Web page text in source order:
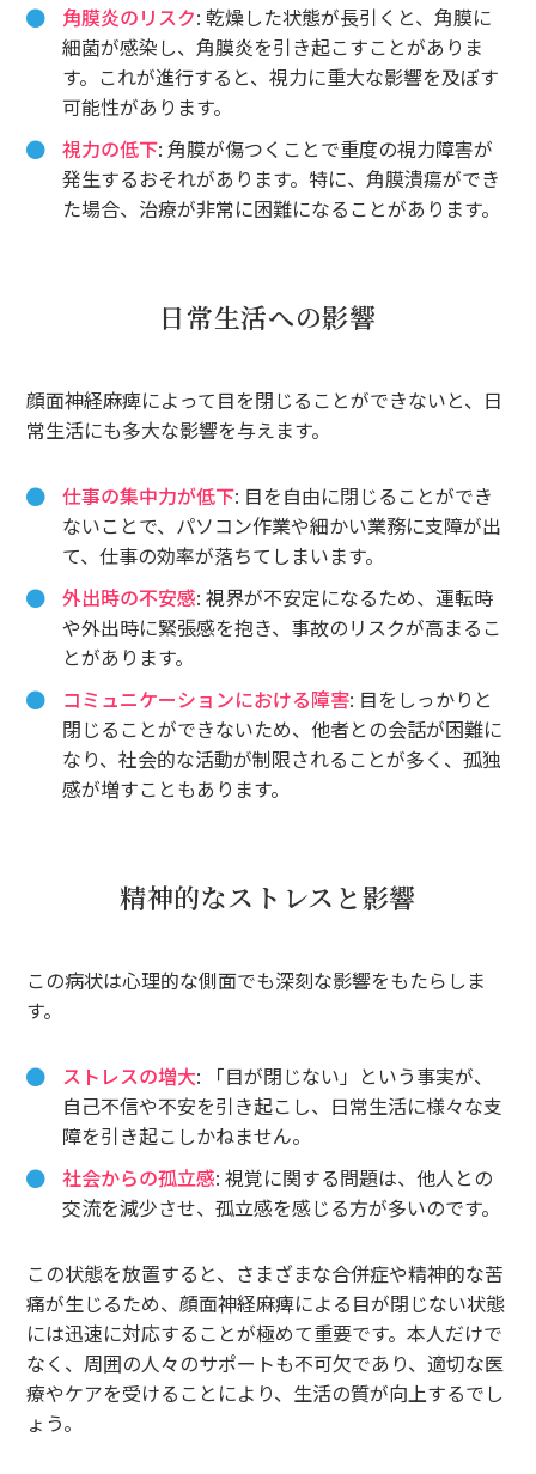
角膜炎のリスク: 乾燥した状態が長引くと、角膜に
細菌が感染し、角膜炎を引き起こすことがありま
す。これが進行すると、視力に重大な影響を及ぼす
可能性があります。
視力の低下: 角膜が傷つくことで重度の視力障害が
発生するおそれがあります。特に、角膜潰瘍ができ
た場合、治療が非常に困難になることがあります。
日常生活への影響
顔面神経麻痺によって目を閉じることができないと、日
常生活にも多大な影響を与えます。
仕事の集中力が低下: 目を自由に閉じることができ
ないことで、パソコン作業や細かい業務に支障が出
て、仕事の効率が落ちてしまいます。
外出時の不安感: 視界が不安定になるため、運転時
や外出時に緊張感を抱き、事故のリスクが高まるこ
とがあります。
コミュニケーションにおける障害: 目をしっかりと
閉じることができないため、他者との会話が困難に
なり、社会的な活動が制限されることが多く、孤独
感が増すこともあります。
精神的なストレスと影響
この病状は心理的な側面でも深刻な影響をもたらしま
す。
ストレスの増大: 「目が閉じない」という事実が、
自己不信や不安を引き起こし、日常生活に様々な支
障を引き起こしかねません。
社会からの孤立感: 視覚に関する問題は、他人との
交流を減少させ、孤立感を感じる方が多いのです。
この状態を放置すると、さまざまな合併症や精神的な苦
痛が生じるため、顔面神経麻痺による目が閉じない状態
には迅速に対応することが極めて重要です。本人だけで
なく、周囲の人々のサポートも不可欠であり、適切な医
療やケアを受けることにより、生活の質が向上するでし
ょう。